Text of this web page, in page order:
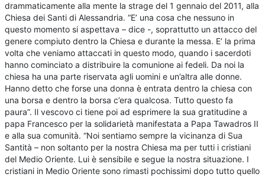
drammaticamente alla mente la strage del 1 gennaio del 2011, alla
Chiesa dei Santi di Alessandria. “E’ una cosa che nessuno in
questo momento si aspettava – dice -, soprattutto un attacco del
genere compiuto dentro la Chiesa e durante la messa. E’ la prima
volta che veniamo attaccati in questo modo, quando i sacerdoti
hanno cominciato a distribuire la comunione ai fedeli. Da noi la
chiesa ha una parte riservata agli uomini e un’altra alle donne.
Hanno detto che forse una donna è entrata dentro la chiesa con
una borsa e dentro la borsa c’era qualcosa. Tutto questo fa
paura”. Il vescovo ci tiene poi ad esprimere la sua gratitudine a
papa Francesco per la solidarietà manifestata a Papa Tawadros II
e alla sua comunità. “Noi sentiamo sempre la vicinanza di Sua
Santità – non soltanto per la nostra Chiesa ma per tutti i cristiani
del Medio Oriente. Lui è sensibile e segue la nostra situazione. I
cristiani in Medio Oriente sono rimasti pochissimi dopo tutto quello